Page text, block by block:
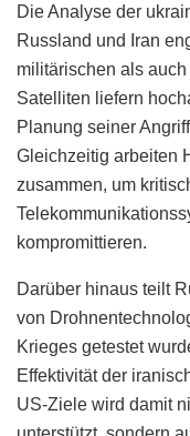
Die Analyse der
Russland und Iran
militärischen als
Satelliten liefern
Planung seiner
Gleichzeitig arbeiten
zusammen, um
kompromittieren.
Darüber hinaus teilt
von
Krieges getestet
Effektivität der
US-Ziele wird damit